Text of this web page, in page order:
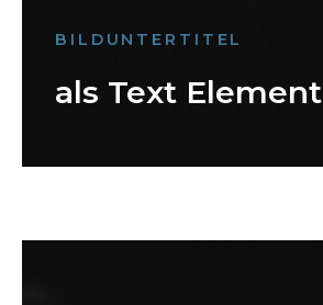
BILDUNTERTITEL
als Text Element